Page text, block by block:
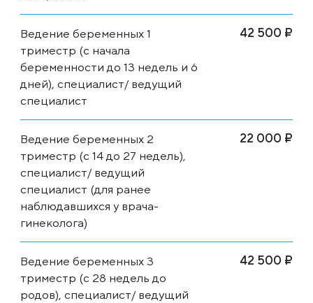
Ведение беременных 1
триместр (с начала
беременности до 13 недель и 6
дней), специалист/ ведущий
специалист
42 500 ₽
Ведение беременных 2
триместр (с 14 до 27 недель),
специалист/ ведущий
специалист (для ранее
наблюдавшихся у врача-
гинеколога)
22 000 ₽
Ведение беременных 3
триместр (с 28 недель до
родов), специалист/ ведущий
42 500 ₽